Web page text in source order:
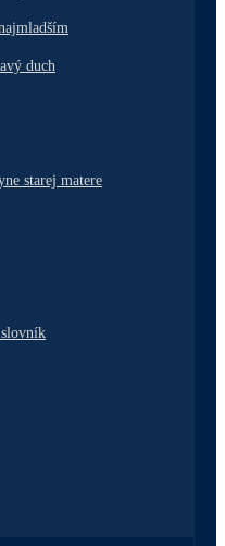
duch
starej matere